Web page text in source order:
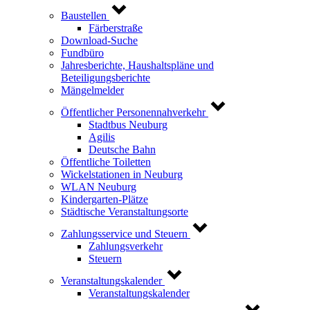
Baustellen
Färberstraße
Download-Suche
Fundbüro
Jahresberichte, Haushaltspläne und
Beteiligungsberichte
Mängelmelder
Öffentlicher Personennahverkehr
Stadtbus Neuburg
Agilis
Deutsche Bahn
Öffentliche Toiletten
Wickelstationen in Neuburg
WLAN Neuburg
Kindergarten-Plätze
Städtische Veranstaltungsorte
Zahlungsservice und Steuern
Zahlungsverkehr
Steuern
Veranstaltungskalender
Veranstaltungskalender